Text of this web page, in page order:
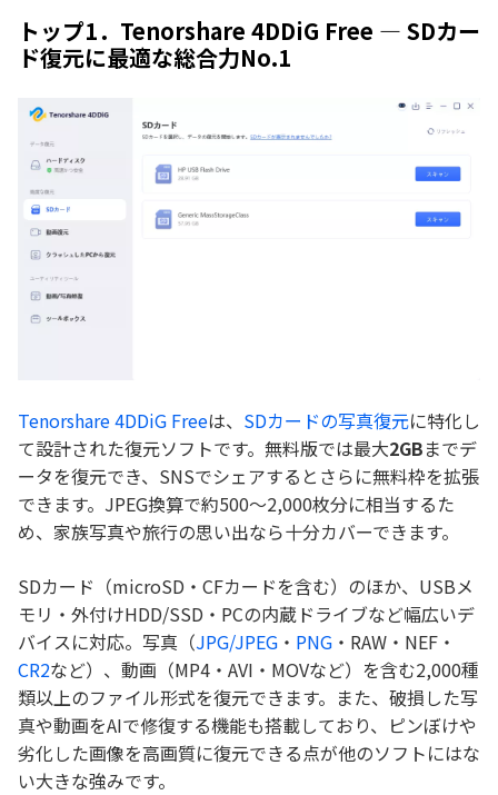
トップ1．Tenorshare 4DDiG Free — SDカー
ド復元に最適な総合力No.1
Tenorshare 4DDiG Freeは、 SDカードの写真復元に特化し
て設計された復元ソフトです。無料版では最大2GBまでデ
ータを復元でき、SNSでシェアするとさらに無料枠を拡張
できます。JPEG換算で約500〜2,000枚分に相当するた
め、家族写真や旅行の思い出なら十分カバーできます。
SDカード（microSD・CFカードを含む）のほか、USBメ
モリ・外付けHDD/SSD・PCの内蔵ドライブなど幅広いデ
バイスに対応。写真（JPG/JPEG ・ PNG ・RAW・NEF・
CR2など）、動画（MP4・AVI・MOVなど）を含む2,000種
類以上のファイル形式を復元できます。また、破損した写
真や動画をAIで修復する機能も搭載しており、ピンぼけや
劣化した画像を高画質に復元できる点が他のソフトにはな
い大きな強みです。